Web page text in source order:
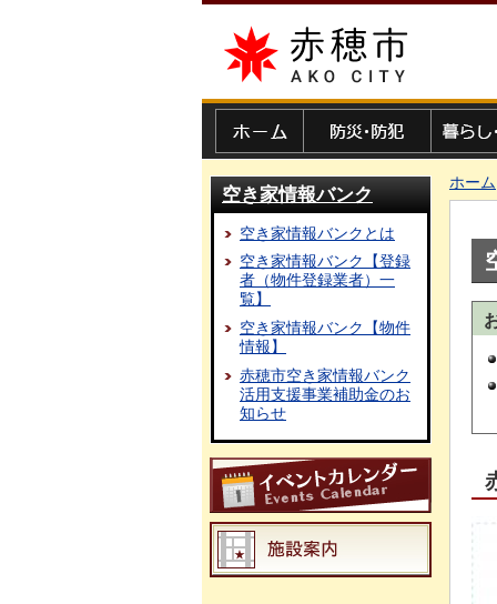
赤穂市
空き家情報バンク
空き家情報バンクとは
空き家情報バンク【登録
者（物件登録業者）一
覧】
空き家情報バンク【物件
情報】
赤穂市空き家情報バンク
活用支援事業補助金のお
知らせ
ホーム